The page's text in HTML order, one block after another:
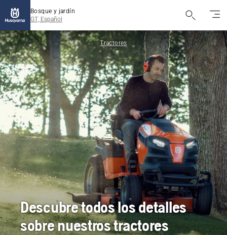
Bosque y jardín
GT, Español
Tractores
Descubre todos los detalles
sobre nuestros tractores